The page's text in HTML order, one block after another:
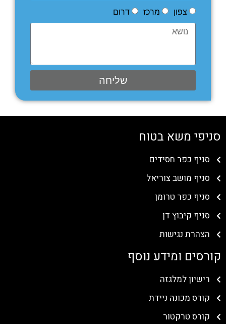
צפון מרכז דרום
שליחה
סניפי משא בטוח
סניף כפר חסידים
סניף מושב צוריאל
סניף כפר טרומן
סניף קיבוץ דן
הצהרת נגישות
קורסים ומידע נוסף
רישיון למלגזה
קורס מכונה ניידת
קורס טרקטור